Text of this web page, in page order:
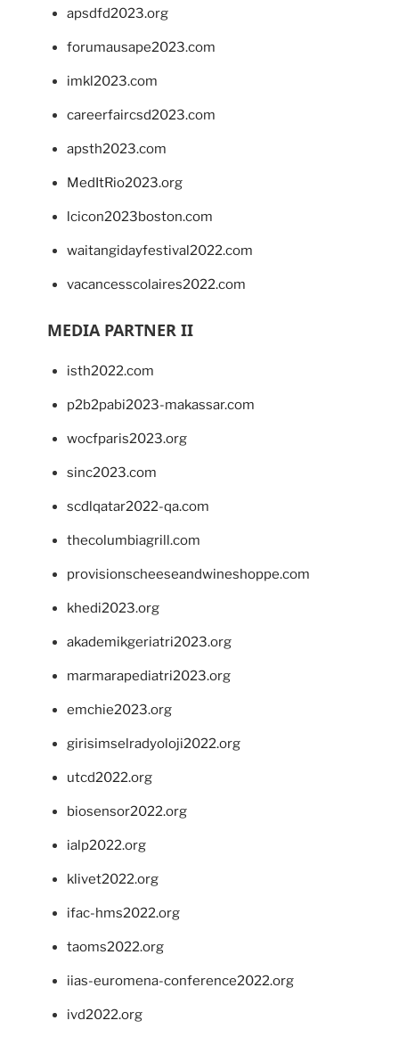
apsdfd2023.org
forumausape2023.com
imkl2023.com
careerfaircsd2023.com
apsth2023.com
MedItRio2023.org
lcicon2023boston.com
waitangidayfestival2022.com
vacancesscolaires2022.com
MEDIA PARTNER II
isth2022.com
p2b2pabi2023-makassar.com
wocfparis2023.org
sinc2023.com
scdlqatar2022-qa.com
thecolumbiagrill.com
provisionscheeseandwineshoppe.com
khedi2023.org
akademikgeriatri2023.org
marmarapediatri2023.org
emchie2023.org
girisimselradyoloji2022.org
utcd2022.org
biosensor2022.org
ialp2022.org
klivet2022.org
ifac-hms2022.org
taoms2022.org
iias-euromena-conference2022.org
ivd2022.org